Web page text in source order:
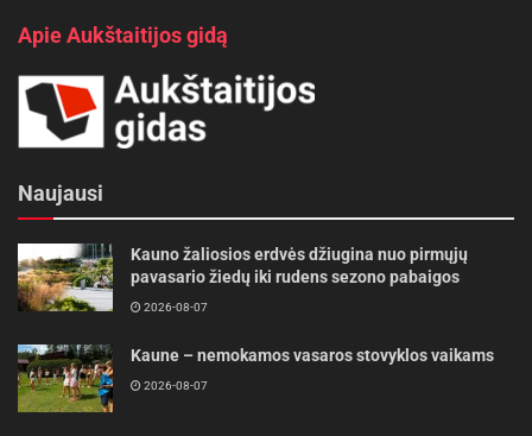
Apie Aukštaitijos gidą
Naujausi
Kauno žaliosios erdvės džiugina nuo pirmųjų
pavasario žiedų iki rudens sezono pabaigos
2026-08-07
Kaune – nemokamos vasaros stovyklos vaikams
2026-08-07